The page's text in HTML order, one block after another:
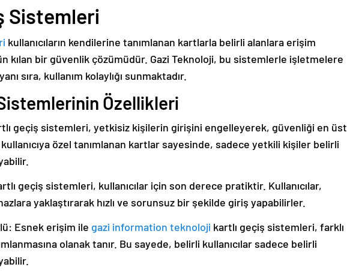
Sistemleri
kullanıcıların kendilerine tanımlanan kartlarla belirli alanlara erişim
kılan bir güvenlik çözümüdür. Gazi Teknoloji, bu sistemlerle işletmelere
sıra, kullanım kolaylığı sunmaktadır.
Özellikleri
geçiş sistemleri, yetkisiz kişilerin girişini engelleyerek, güvenliği en üst
kullanıcıya özel tanımlanan kartlar sayesinde, sadece yetkili kişiler belirli
geçiş sistemleri, kullanıcılar için son derece pratiktir. Kullanıcılar,
yaklaştırarak hızlı ve sorunsuz bir şekilde giriş yapabilirler.
Esnek erişim ile gazi information teknoloji kartlı geçiş sistemleri, farklı
olanak tanır. Bu sayede, belirli kullanıcılar sadece belirli